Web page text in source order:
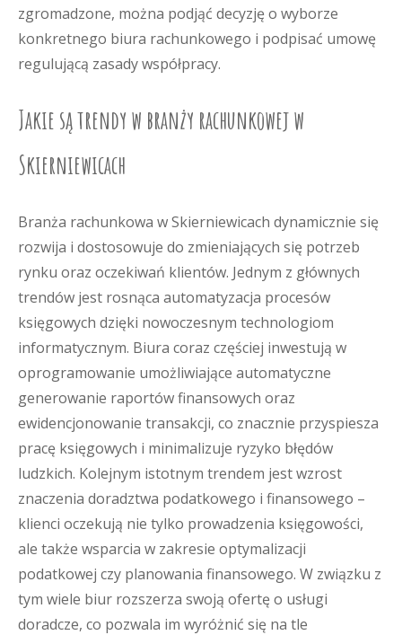
zgromadzone, można podjąć decyzję o wyborze
konkretnego biura rachunkowego i podpisać umowę
regulującą zasady współpracy.
Jakie są trendy w branży rachunkowej w
Skierniewicach
Branża rachunkowa w Skierniewicach dynamicznie się
rozwija i dostosowuje do zmieniających się potrzeb
rynku oraz oczekiwań klientów. Jednym z głównych
trendów jest rosnąca automatyzacja procesów
księgowych dzięki nowoczesnym technologiom
informatycznym. Biura coraz częściej inwestują w
oprogramowanie umożliwiające automatyczne
generowanie raportów finansowych oraz
ewidencjonowanie transakcji, co znacznie przyspiesza
pracę księgowych i minimalizuje ryzyko błędów
ludzkich. Kolejnym istotnym trendem jest wzrost
znaczenia doradztwa podatkowego i finansowego –
klienci oczekują nie tylko prowadzenia księgowości,
ale także wsparcia w zakresie optymalizacji
podatkowej czy planowania finansowego. W związku z
tym wiele biur rozszerza swoją ofertę o usługi
doradcze, co pozwala im wyróżnić się na tle